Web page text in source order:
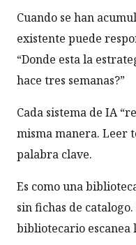
Cuando se han
existente puede
“Donde esta la
hace tres semanas?”
Cada sistema de IA
misma manera. Leer
palabra clave.
Es como una
sin fichas de
bibliotecario escanea